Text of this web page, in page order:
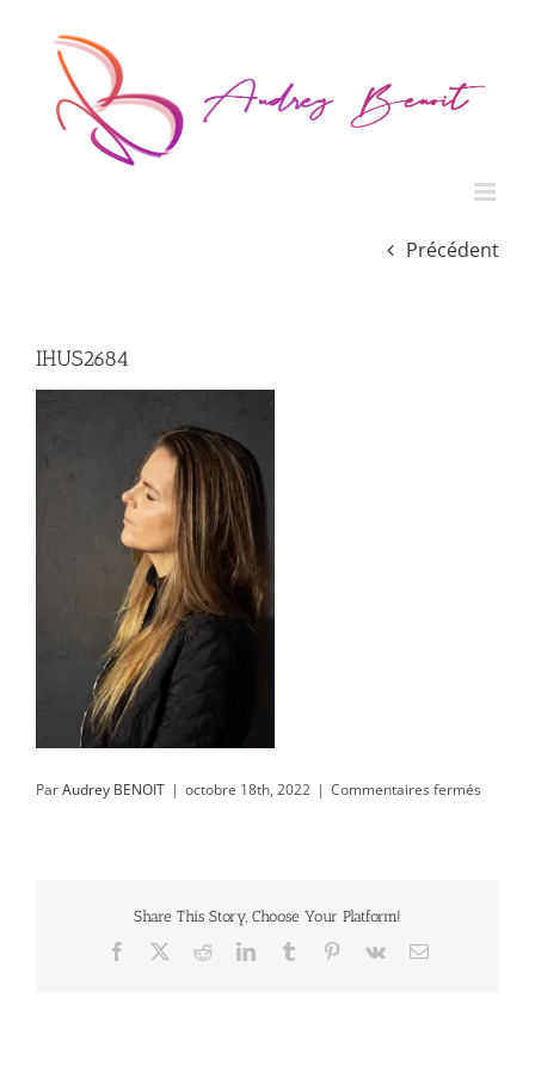
contenu
Précédent
IHUS2684
ParAudrey BENOIT | octobre 18th, 2022 | Commentaires fermés
Share This Story, Choose Your Platform!
Facebook RedditLinkedInTumblr Pinterest
Vk Email